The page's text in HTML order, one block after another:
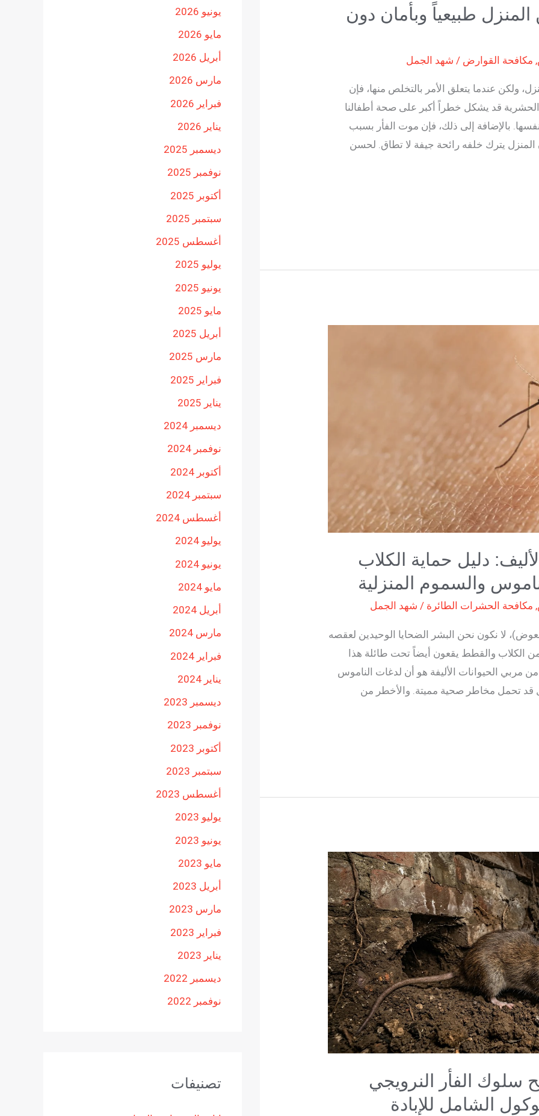
طبيعياً وبأمان دون
, مكافحة القوارض / شهد الجمل
ولكن عندما يتعلق الأمر بالتخلص منها، فإن
الحشرية قد يشكل خطراً أكبر على صحة أطفالنا
نفسها. بالإضافة إلى ذلك، فإن موت الفأر بسبب
يترك خلفه رائحة جيفة لا تطاق. لحسن
دليل حماية الكلاب
والسموم المنزلية
, مكافحة الحشرات الطائرة / شهد الجمل
لا نكون نحن البشر الضحايا الوحيدين لعقصه
من الكلاب والقطط يقعون أيضاً تحت طائلة هذا
مربي الحيوانات الأليفة هو أن لدغات الناموس
قد تحمل مخاطر صحية مميتة. والأخطر من
سلوك الفأر النرويجي
الشامل للإبادة
يونيو 2026
مايو 2026
أبريل 2026
مارس 2026
فبراير 2026
يناير 2026
ديسمبر 2025
نوفمبر 2025
أكتوبر 2025
سبتمبر 2025
أغسطس 2025
يوليو 2025
يونيو 2025
مايو 2025
أبريل 2025
مارس 2025
فبراير 2025
يناير 2025
ديسمبر 2024
نوفمبر 2024
أكتوبر 2024
سبتمبر 2024
أغسطس 2024
يوليو 2024
يونيو 2024
مايو 2024
أبريل 2024
مارس 2024
فبراير 2024
يناير 2024
ديسمبر 2023
نوفمبر 2023
أكتوبر 2023
سبتمبر 2023
أغسطس 2023
يوليو 2023
يونيو 2023
مايو 2023
أبريل 2023
مارس 2023
فبراير 2023
يناير 2023
ديسمبر 2022
نوفمبر 2022
تصنيفات